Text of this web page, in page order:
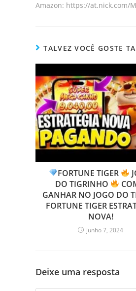
Amazon: https://at.nick.com/
TALVEZ VOCÊ GOSTE
FORTUNE TIGER
DO TIGRINHO
GANHAR NO JOGO DO
FORTUNE TIGER
NOVA!
junho 7, 2024
Deixe uma resposta